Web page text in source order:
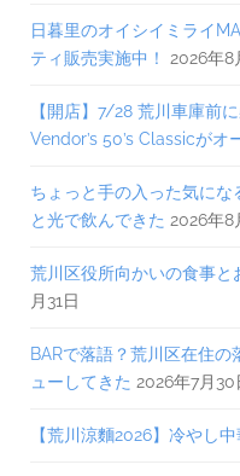
日暮里のオイシイミライ
ティ販売実施中！
2026年8
【開店】7/28 荒川車庫前
Vendor’s 50’s Classicがオ
ちょっと手の入った気に
と光で飲んできた 2026年8
荒川区役所向かいの食事
月31日
BARで落語？荒川区在住
ューしてきた 2026年7月30
【荒川涼麵2026】冷やし